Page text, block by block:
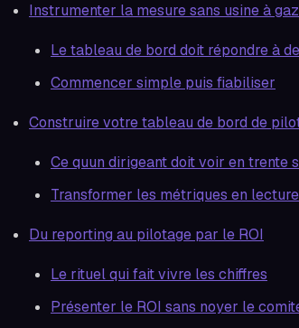
Instrumenter la mesure sans usine à gaz
Le tableau de bord doit répondre à
Commencer simple puis fiabiliser
Construire votre tableau de bord de
Ce quun dirigeant doit voir en trente
Transformer les métriques en
Du reporting au pilotage par le ROI
Le rituel qui fait vivre les chiffres
Présenter le ROI sans noyer le